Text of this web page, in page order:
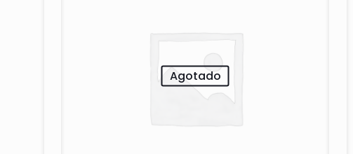
Agotado